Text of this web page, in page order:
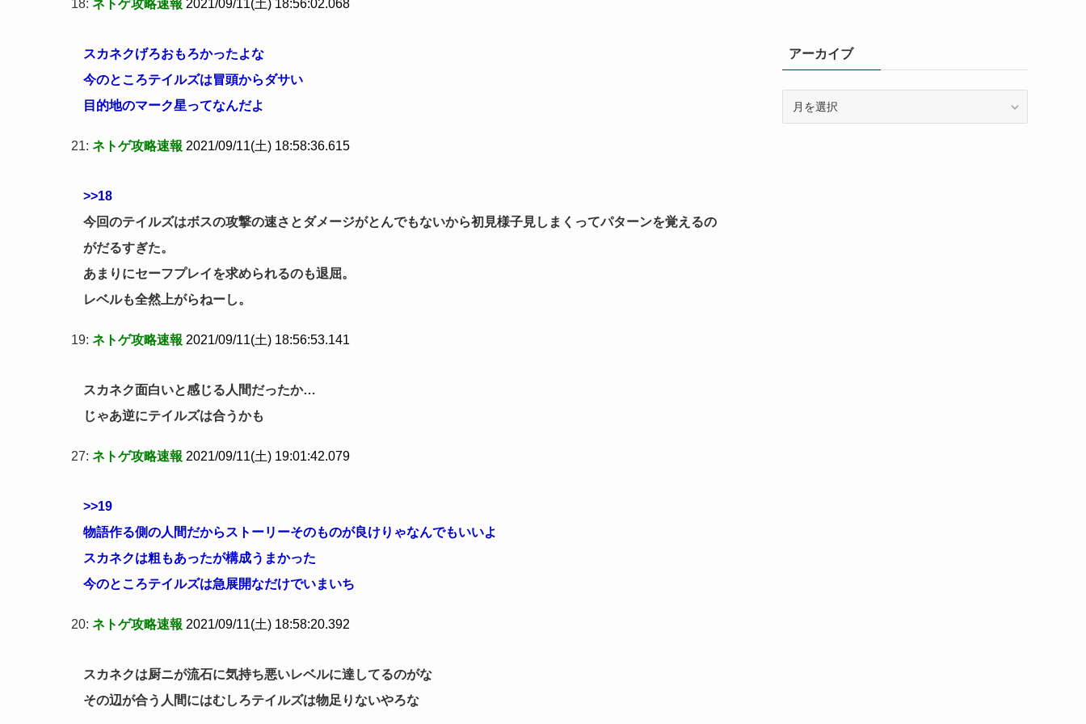
18: ネトゲ攻略速報 2021/09/11(土) 18:56:02.068
スカネクげろおもろかったよな
今のところテイルズは冒頭からダサい
目的地のマーク星ってなんだよ
21: ネトゲ攻略速報 2021/09/11(土) 18:58:36.615
>>18
今回のテイルズはボスの攻撃の速さとダメージがとんでもないから初見様子見しまくってパターンを覚えるの
がだるすぎた。
あまりにセーフプレイを求められるのも退屈。
レベルも全然上がらねーし。
19: ネトゲ攻略速報 2021/09/11(土) 18:56:53.141
スカネク面白いと感じる人間だったか…
じゃあ逆にテイルズは合うかも
27: ネトゲ攻略速報 2021/09/11(土) 19:01:42.079
>>19
物語作る側の人間だからストーリーそのものが良けりゃなんでもいいよ
スカネクは粗もあったが構成うまかった
今のところテイルズは急展開なだけでいまいち
20: ネトゲ攻略速報 2021/09/11(土) 18:58:20.392
スカネクは厨ニが流石に気持ち悪いレベルに達してるのがな
その辺が合う人間にはむしろテイルズは物足りないやろな
アーカイブ